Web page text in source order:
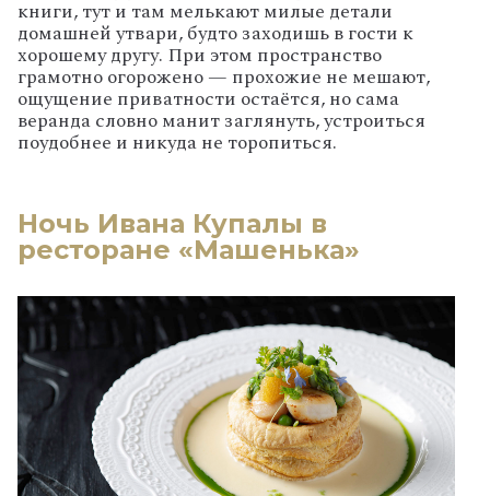
книги, тут и там мелькают милые детали
домашней утвари, будто заходишь в гости к
хорошему другу. При этом пространство
грамотно огорожено — прохожие не мешают,
ощущение приватности остаётся, но сама
веранда словно манит заглянуть, устроиться
поудобнее и никуда не торопиться.
Ночь Ивана Купалы в
ресторане «Машенька»